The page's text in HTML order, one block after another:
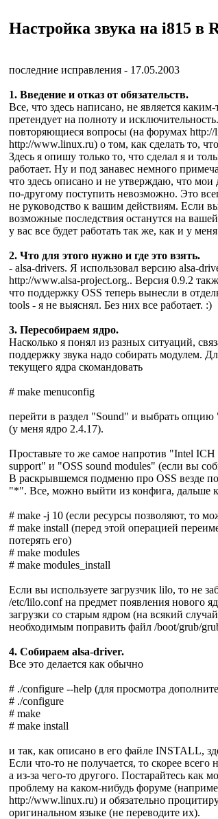
Настройка звука на i815 в
последние исправления - 17.05.2003
1. Введение и отказ от обязательств.
Все, что здесь написано, не является
претендует на полноту и
повторяющиеся вопросы (на форумахhttp://
http://www.linux.ru) о том, как сделать то,
Здесь я опишу только то, что сделал я и
работает. Ну и под занавес немного
что здесь описано и не утверждаю, что
по-другому поступить невозможно. Это
не руководство к вашим действиям. Если
возможные последствия останутся на
у вас все будет работать так же, как и у
2. Что для этого нужно и где это взять.
- alsa-drivers. Я использовал версию alsa-
http://www.alsa-project.org.. Версия 0.9.2
что поддержку OSS теперь вынесли в
tools - я не выяснял. Без них все работает. :)
3. Пересобираем ядро.
Насколько я понял из разных ситуаций,
поддержку звука надо собирать модулем.
текущего ядра скомандовать
# make menuconfig
перейти в раздел "Sound" и выбрать
(у меня ядро 2.4.17).
Проставьте то же самое напротив "Intel
support" и "OSS sound modules" (если вы
В раскрывшемся подменю про OSS везде
"*". Все, можно выйти из конфига, дальше
# make -j 10 (если ресурсы позволяют, то
# make install (перед этой операцией
потерять его)
# make modules
# make modules_install
Если вы используете загрузчик lilo, то не
/etc/lilo.conf на предмет появления нового
загрузки со старым ядром (на всякий
необходимым поправить файл /boot/grub/
4. Собираем alsa-driver.
Все это делается как обычно
# ./configure --help (для просмотра
# ./configure
# make
# make install
и так, как описано в его файле INSTALL,
Если что-то не получается, то скорее всего
а из-за чего-то другого. Постарайтесь как
проблему на каком-нибудь форуме
http://www.linux.ru) и обязательно
оригинальном языке (не переводите их).